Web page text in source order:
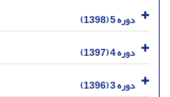
دوره 5 (1398)
دوره 4 (1397)
دوره 3 (1396)